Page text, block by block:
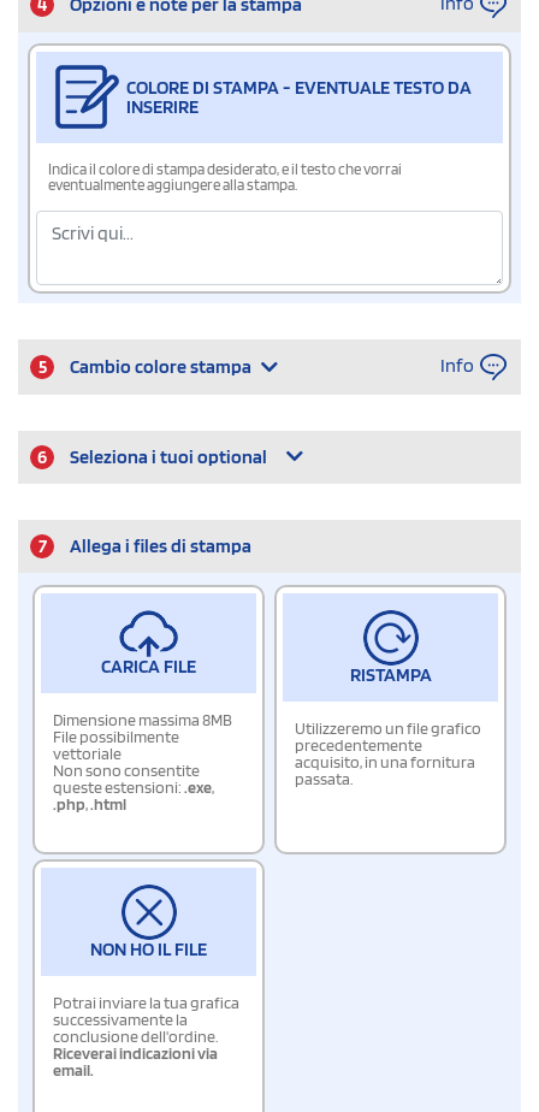
COLORE DI STAMPA - EVENTUALE TESTO DA
INSERIRE
Indica il colore di stampa desiderato, e il testo che vorrai
eventualmente aggiungere alla stampa.
5 Cambio colore stampa Info
6 Seleziona i tuoi optional
7 Allega i files di stampa
CARICA FILE
Dimensione massima 8MB
File possibilmente
vettoriale
Non sono consentite
queste estensioni:.exe,
.php,.html
RISTAMPA
Utilizzeremo un file grafico
precedentemente
acquisito, in una fornitura
passata.
NON HO IL FILE
Potrai inviare la tua grafica
successivamente la
conclusione dell'ordine.
Riceverai indicazioni via
email.